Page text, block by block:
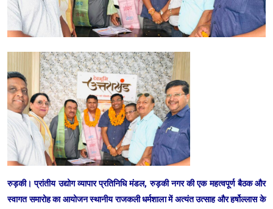
रुड़की। प्रांतीय उद्योग व्यापार प्रतिनिधि मंडल, रुड़की नगर की एक महत्वपूर्ण बैठक और
स्वागत समारोह का आयोजन स्थानीय राजकली धर्मशाला में अत्यंत उत्साह और हर्षोल्लास के